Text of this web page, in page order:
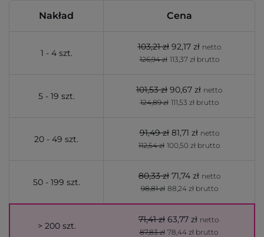
Nakład Cena
1 - 4 szt.
103,21 zł 92,17 zł netto
126,94 zł 113,37 zł brutto
5 - 19 szt.
101,53 zł 90,67 zł netto
124,89 zł 111,53 zł brutto
20 - 49 szt.
91,49 zł 81,71 zł netto
112,54 zł 100,50 zł brutto
50 - 199 szt.
80,33 zł 71,74 zł netto
98,81 zł 88,24 zł brutto
> 200 szt.
71,41 zł 63,77 zł netto
87,83 zł 78,44 zł brutto